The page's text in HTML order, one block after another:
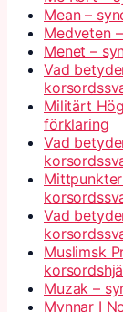
Mean –
Medveten
Menet –
Vad
Militärt
förklaring
Vad
Vad
Muslimsk
Muzak –
Mynnar I